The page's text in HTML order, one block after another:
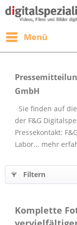
Menü
GmbH
Sie finden auf
der F&G
Pressekontakt:
Labor... mehr
Filtern
Komplette